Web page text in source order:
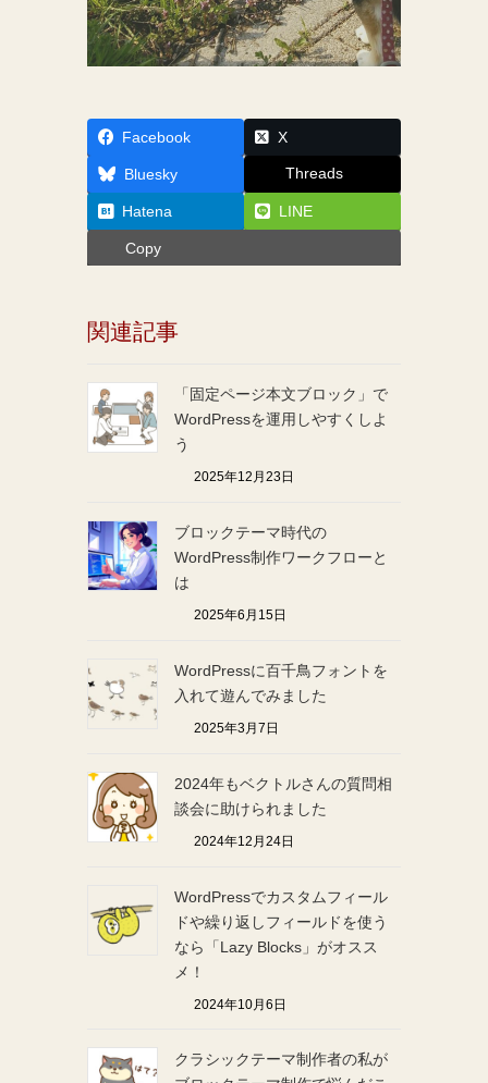
Facebook X
Bluesky Threads
Hatena LINE
Copy
関連記事
「固定ページ本文ブロック」で
WordPressを運用しやすくしよ
う
2025年12月23日
ブロックテーマ時代の
WordPress制作ワークフローと
は
2025年6月15日
WordPressに百千鳥フォントを
入れて遊んでみました
2025年3月7日
2024年もベクトルさんの質問相
談会に助けられました
2024年12月24日
WordPressでカスタムフィール
ドや繰り返しフィールドを使う
なら「Lazy Blocks」がオスス
メ！
2024年10月6日
クラシックテーマ制作者の私が